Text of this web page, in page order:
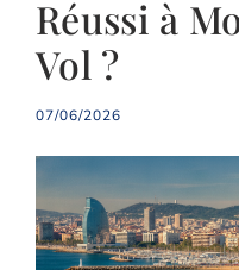
Réussi à
Vol ?
07/06/2026